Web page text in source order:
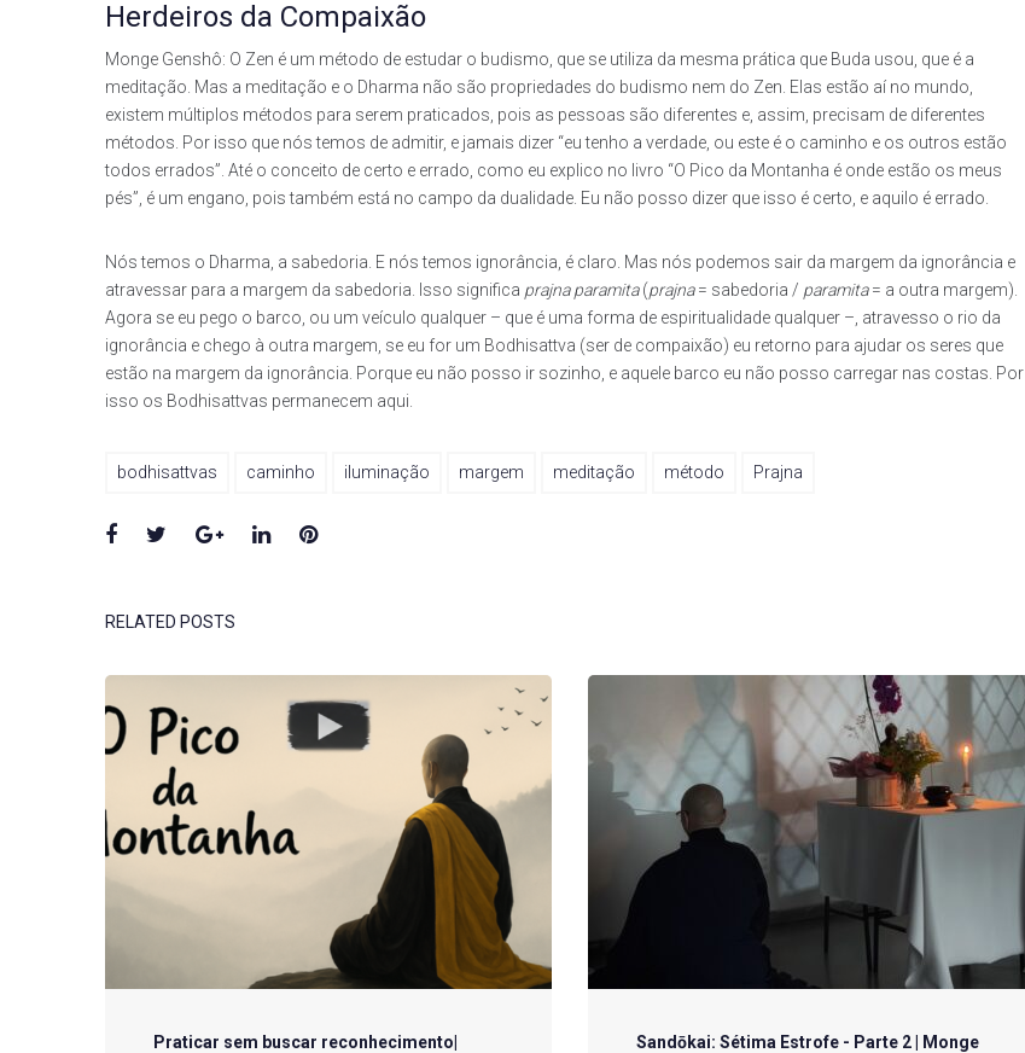
Herdeiros da Compaixão
Monge Genshô: O Zen é um método de estudar o budismo, que se utiliza da mesma prática que Buda usou, que é a
meditação. Mas a meditação e o Dharma não são propriedades do budismo nem do Zen. Elas estão aí no mundo,
existem múltiplos métodos para serem praticados, pois as pessoas são diferentes e, assim, precisam de diferentes
métodos. Por isso que nós temos de admitir, e jamais dizer “eu tenho a verdade, ou este é o caminho e os outros estão
todos errados”. Até o conceito de certo e errado, como eu explico no livro “O Pico da Montanha é onde estão os meus
pés”, é um engano, pois também está no campo da dualidade. Eu não posso dizer que isso é certo, e aquilo é errado.
Nós temos o Dharma, a sabedoria. E nós temos ignorância, é claro. Mas nós podemos sair da margem da ignorância e
atravessar para a margem da sabedoria. Isso significa prajna paramita(prajna= sabedoria / paramita= a outra margem).
Agora se eu pego o barco, ou um veículo qualquer – que é uma forma de espiritualidade qualquer –, atravesso o rio da
ignorância e chego à outra margem, se eu for um Bodhisattva (ser de compaixão) eu retorno para ajudar os seres que
estão na margem da ignorância. Porque eu não posso ir sozinho, e aquele barco eu não posso carregar nas costas. Por
isso os Bodhisattvas permanecem aqui.
bodhisattvas caminho iluminação margem meditação método Prajna
Facebook
TwitterGoogle+LinkedInPinterest
RELATED POSTS
Praticar sem buscar reconhecimento|
Sandōkai: Sétima Estrofe - Parte 2 | Monge